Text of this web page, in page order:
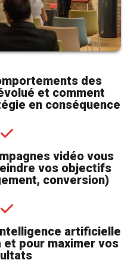
des
et comment
en conséquence
vidéo vous
vos objectifs
conversion)
artificielle
pour maximer vos